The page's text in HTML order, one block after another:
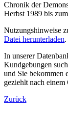
Chronik der
Herbst 1989 bis
Nutzungshinweise
Datei herunterladen.
In unserer
Kundgebungen
und Sie bekommen
geziehlt nach einem
Zurück